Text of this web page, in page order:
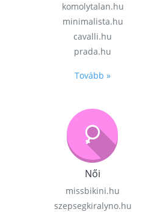
komolytalan.hu
minimalista.hu
cavalli.hu
prada.hu
Tovább »
Női
missbikini.hu
szepsegkiralyno.hu